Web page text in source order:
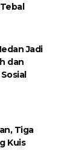
Jadi
dan
Tiga
Kuis